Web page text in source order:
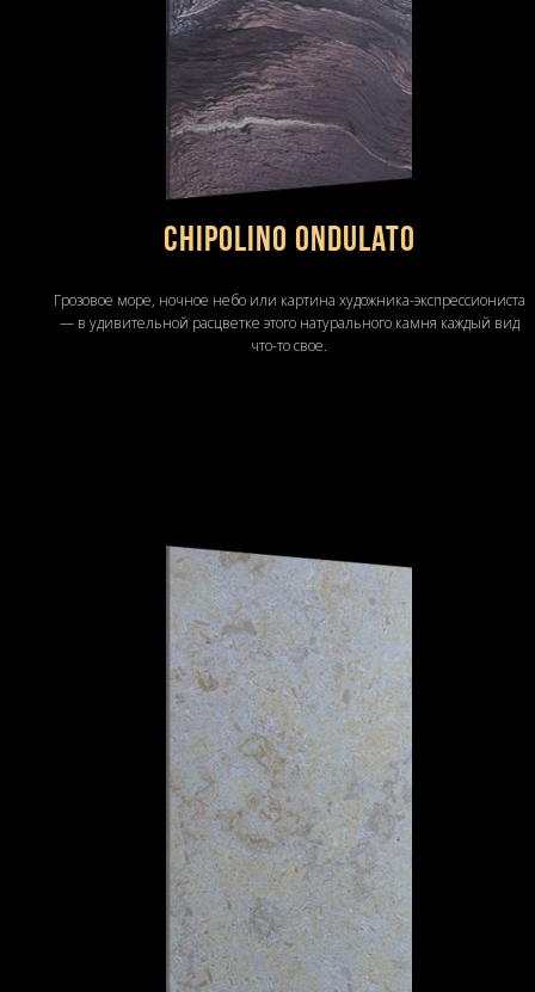
Chipolino Ondulato
Грозовое море, ночное небо или картина художника-экспрессиониста
— в удивительной расцветке этого натурального камня каждый вид
что-то свое.